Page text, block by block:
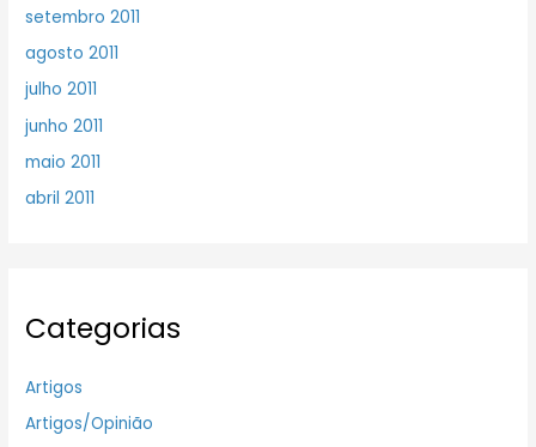
setembro 2011
agosto 2011
julho 2011
junho 2011
maio 2011
abril 2011
Categorias
Artigos
Artigos/Opinião